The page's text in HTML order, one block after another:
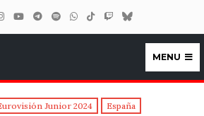
MENU
Junior 2024 España